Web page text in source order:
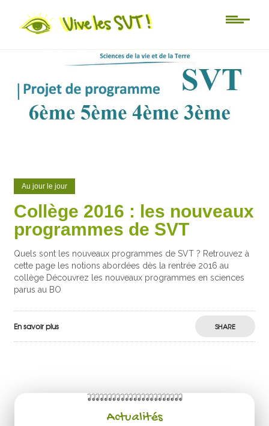
Au jour le jour
Collège 2016 : les nouveaux
programmes de SVT
Quels sont les nouveaux programmes de SVT ? Retrouvez à
cette page les notions abordées dès la rentrée 2016 au
collège Découvrez les nouveaux programmes en sciences
parus au BO
En savoir plus SHARE
Actualités